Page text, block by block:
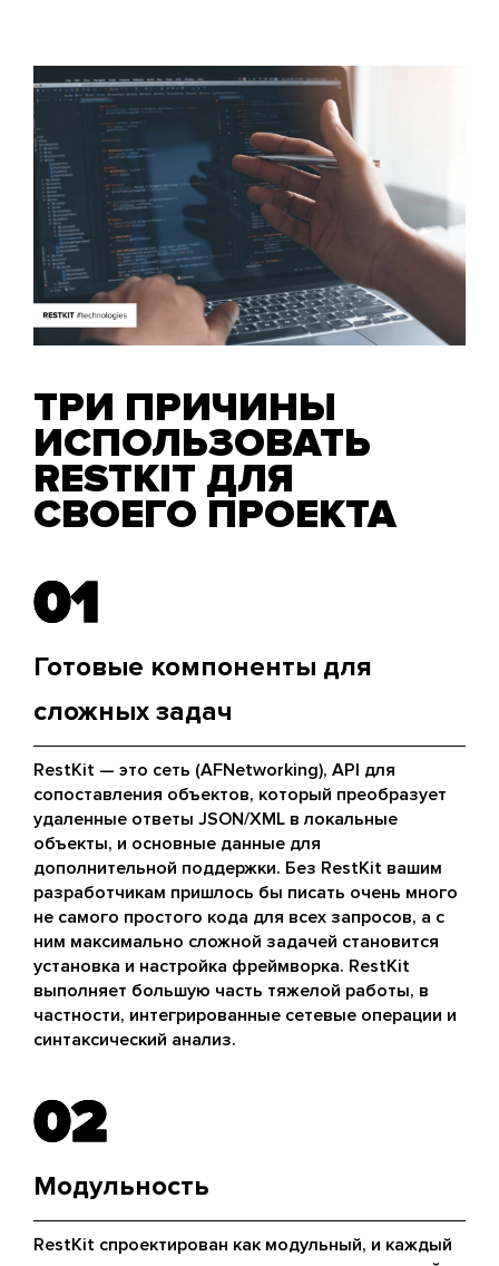
ТРИ ПРИЧИНЫ
ИСПОЛЬЗОВАТЬ
RESTKIT ДЛЯ
СВОЕГО ПРОЕКТА
01
01
Готовые компоненты для
сложных задач
RestKit — это сеть (AFNetworking), API для
сопоставления объектов, который преобразует
удаленные ответы JSON/XML в локальные
объекты, и основные данные для
дополнительной поддержки. Без RestKit вашим
разработчикам пришлось бы писать очень много
не самого простого кода для всех запросов, а с
ним максимально сложной задачей становится
установка и настройка фреймворка. RestKit
выполняет большую часть тяжелой работы, в
частности, интегрированные сетевые операции и
синтаксический анализ.
02
02
Модульность
RestKit спроектирован как модульный, и каждый